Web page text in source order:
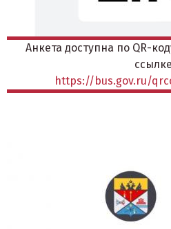
Анкета доступна по QR-
https://bus.gov.ru/